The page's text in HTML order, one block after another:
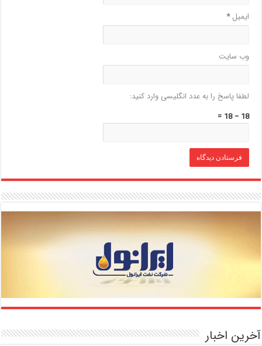
ایمیل*
وب‌ سایت
لطفا پاسخ را به عدد انگلیسی وارد کنید:
18 − 18 =
آخرین اخبار